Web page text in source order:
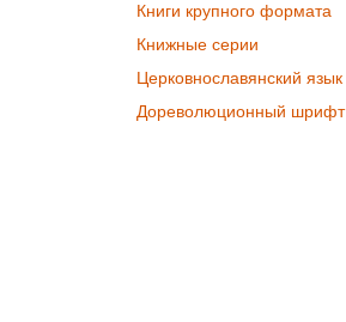
Книги крупного формата
Книжные серии
Церковнославянский язык
Дореволюционный шрифт